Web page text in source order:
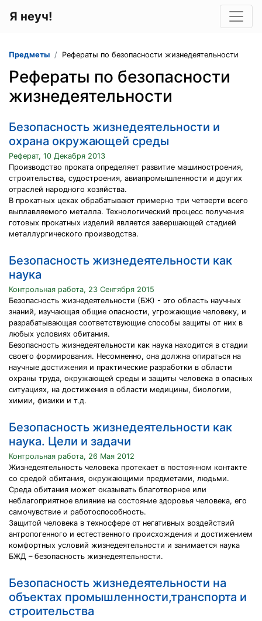
Я неуч!
Предметы Рефераты по безопасности жизнедеятельности
Рефераты по безопасности
жизнедеятельности
Безопасность жизнедеятельности и
охрана окружающей среды
Реферат, 10 Декабря 2013
Производство проката определяет развитие машиностроения,
строительства, судостроения, авиапромышленности и других
отраслей народного хозяйства.
В прокатных цехах обрабатывают примерно три четверти всего
выплавляемого металла. Технологический процесс получения
готовых прокатных изделий является завершающей стадией
металлургического производства.
Безопасность жизнедеятельности как
наука
Контрольная работа, 23 Сентября 2015
Безопасность жизнедеятельности (БЖ) - это область научных
знаний, изучающая общие опасности, угрожающие человеку, и
разрабатывающая соответствующие способы защиты от них в
любых условиях обитания.
Безопасность жизнедеятельности как наука находится в стадии
своего формирования. Несомненно, она должна опираться на
научные достижения и практические разработки в области
охраны труда, окружающей среды и защиты человека в опасных
ситуациях, на достижения в области медицины, биологии,
химии, физики и т.д.
Безопасность жизнедеятельности как
наука. Цели и задачи
Контрольная работа, 26 Мая 2012
Жизнедеятельность человека протекает в постоянном контакте
со средой обитания, окружающими предметами, людьми.
Среда обитания может оказывать благотворное или
неблагоприятное влияние на состояние здоровья человека, его
самочувствие и работоспособность.
Защитой человека в техносфере от негативных воздействий
антропогенного и естественного происхождения и достижением
комфортных условий жизнедеятельности и занимается наука
БЖД – безопасность жизнедеятельности.
Безопасность жизнедеятельности на
объектах промышленности,транспорта и
строительства